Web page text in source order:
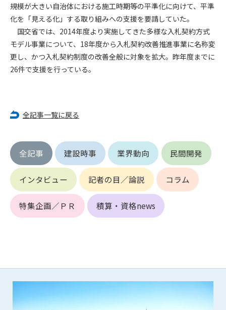
規模が大きい自治体における施工時期等の平準化に向けて、平準
化を「見える化」する取り組みへの支援を要請していた。
国交省では、2014年度より実施してきた多様な入札契約方式
モデル事業について、18年度から入札契約改善推進事業に名称変
更し、かつ入札契約制度の改善全般に対象を拡大。昨年度までに
26件で支援を行っている。
全記事一覧に戻る
全記事 建設時事 業界動向 民間開発
インタビュー 記者の目／論説 コラム
特集企画／ＰＲ 積算・資格news
第5条（IDおよびパスワードの管理）
1. 会員は申込の際に管理者が発行したIDおよびパスワードの使
用および管理について責任を負うものとします。
2. 会員は、自己のIDおよびパスワードを、貸与、譲渡、売買、
その他形態を問わず、第三者に利用させることはできませ
ん。
1. 会員は建設資料館WEB上で以下の行為をしないものとしま
す。
(1) 第三者または管理者の著作権、その他知的所有権を侵害す
る行為
(2) 第三者または管理者の財産、プライバシー等を侵害する行
(3) 第三者または管理者を誹謗中傷する行為
(8) 犯罪的行為に結びつく行為
(9) その他、法律に反する行為
(10) 建設資料館から知り得た情報及びダウンロードした情報
を、営利を目的として第三者に転売し、または転売のため